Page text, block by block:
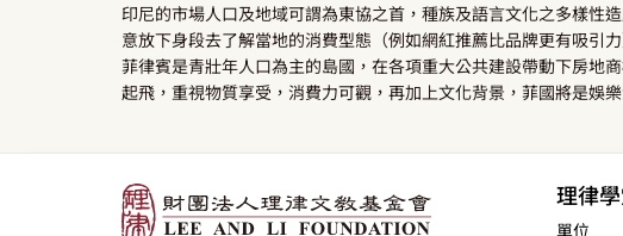
印尼的市場人口及地域可謂為東協之首，種族及語言文化之多樣性
意放下身段去了解當地的消費型態（例如網紅推薦比品牌更有吸引
菲律賓是青壯年人口為主的島國，在各項重大公共建設帶動下房地
起飛，重視物質享受，消費力可觀，再加上文化背景，菲國將是娛
理律
單位